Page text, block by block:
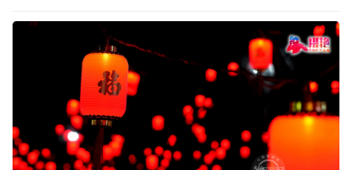
山西晚报 山西经济日报 山西农民报
山西市场导报 山西法治报